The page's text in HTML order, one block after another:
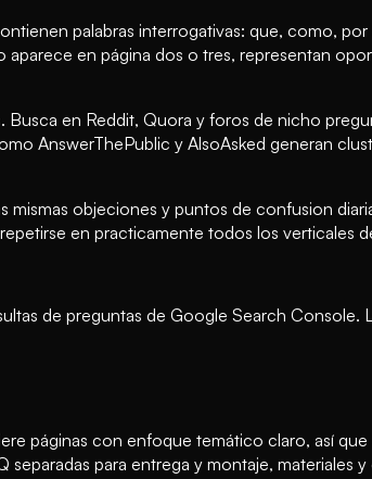
palabras interrogativas: que, como,
en página dos o tres, representan
en Reddit, Quora y foros de nicho
AnswerThePublic y AlsoAsked generan
objeciones y puntos de confusion
en practicamente todos los verticales
de preguntas de Google Search
páginas con enfoque temático claro, así
para entrega y montaje, materiales